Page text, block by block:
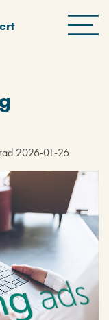
2026-01-26